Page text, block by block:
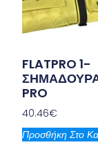
FLATPRO 1-
ΣΗΜΑΔΟΥΡΑ
PRO
40.46€
Προσθήκη Στο